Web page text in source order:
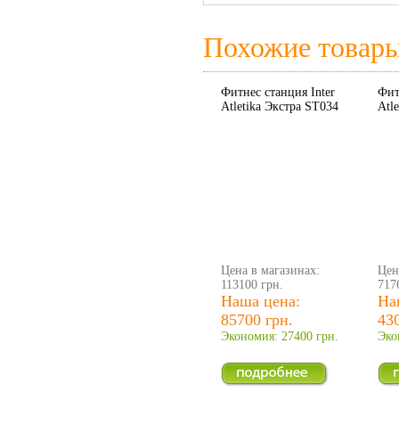
Похожие
Фитнес станция Inter
Atletika Экстра ST034
Цена в магазинах:
113100 грн.
Наша цена:
85700 грн.
Экономия: 27400 грн.